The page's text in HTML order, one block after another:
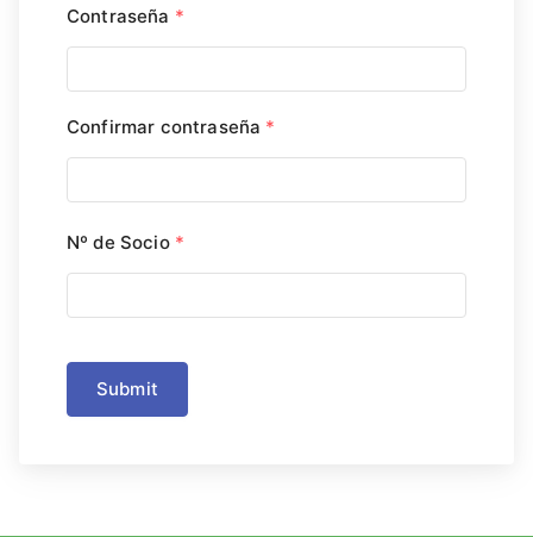
Contraseña *
Confirmar contraseña *
Nº de Socio *
Submit